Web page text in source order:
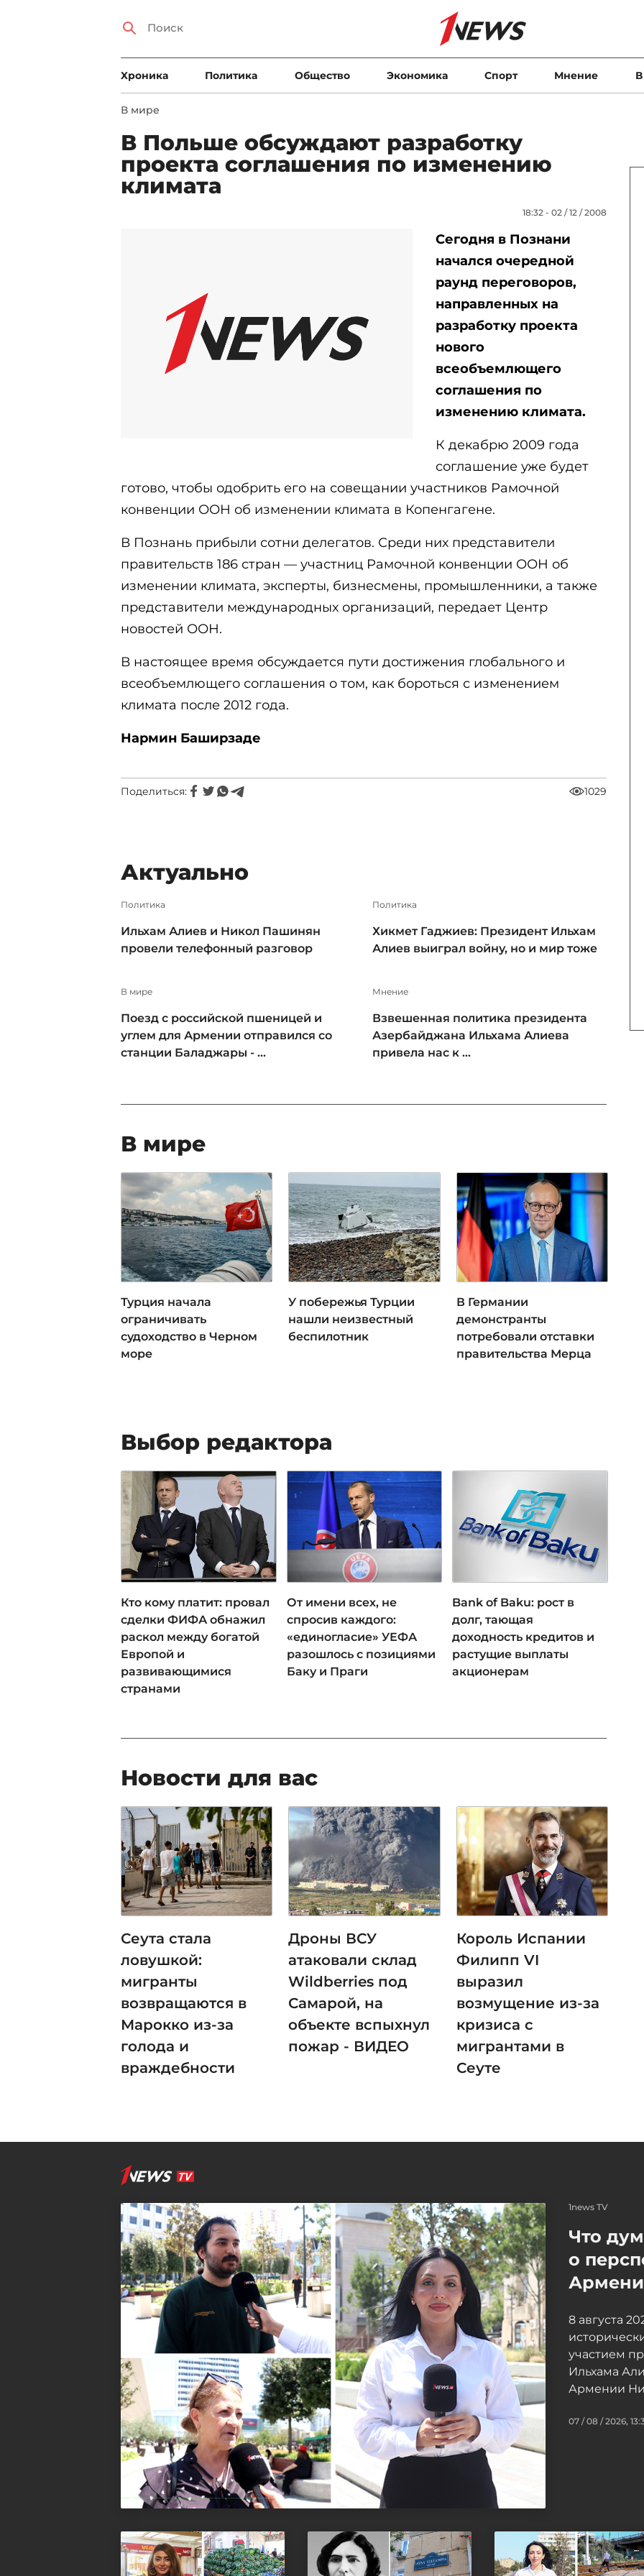
Xроника Политика Общество Экономика Спорт Мнение
В мире
В Польше обсуждают разработку
проекта соглашения по изменению
климата
18:32 - 02 / 12 / 2008
Сегодня в Познани
начался очередной
раунд переговоров,
направленных на
разработку проекта
нового
всеобъемлющего
соглашения по
изменению климата.
К декабрю 2009 года
соглашение уже будет
готово, чтобы одобрить его на совещании участников Рамочной
конвенции ООН об изменении климата в Копенгагене.
В Познань прибыли сотни делегатов. Среди них представители
правительств 186 стран — участниц Рамочной конвенции ООН об
изменении климата, эксперты, бизнесмены, промышленники, а также
представители международных организаций, передает Центр
новостей ООН.
В настоящее время обсуждается пути достижения глобального и
всеобъемлющего соглашения о том, как бороться с изменением
климата после 2012 года.
Нармин Баширзаде
Поделиться: 1029
Актуально
Политика
Ильхам Алиев и Никол Пашинян
провели телефонный разговор
Политика
Хикмет Гаджиев: Президент Ильхам
Алиев выиграл войну, но и мир тоже
В мире
Поезд с российской пшеницей и
углем для Армении отправился со
станции Баладжары - ...
Мнение
Взвешенная политика президента
Азербайджана Ильхама Алиева
привела нас к ...
В мире
Турция начала
ограничивать
судоходство в Черном
море
У побережья Турции
нашли неизвестный
беспилотник
В Германии
демонстранты
потребовали отставки
правительства Мерца
Выбор редактора
Кто кому платит: провал
сделки ФИФА обнажил
раскол между богатой
Европой и
развивающимися
странами
От имени всех, не
спросив каждого:
«единогласие» УЕФА
разошлось с позициями
Баку и Праги
Bank of Baku: рост в
долг, тающая
доходность кредитов и
растущие выплаты
акционерам
Новости для вас
Сеута стала
ловушкой:
мигранты
возвращаются в
Марокко из-за
голода и
враждебности
Дроны ВСУ
атаковали склад
Wildberries под
Самарой, на
объекте вспыхнул
пожар - ВИДЕО
Король Испании
Филипп VI
выразил
возмущение из-за
кризиса с
мигрантами в
Сеуте
1news TV
Что
о
8 августа
участием
Ильхама
Армении
07 / 08 / 2026,